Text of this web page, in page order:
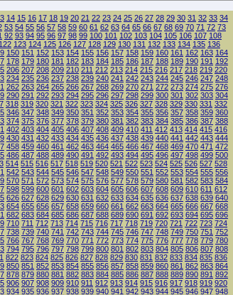
14 15 16 17 18 19 20 21 22 23 24 25 26 27 28 29 30 31 32 33 34
53 54 55 56 57 58 59 60 61 62 63 64 65 66 67 68 69 70 71 72 73
92 93 94 95 96 97 98 99 100 101 102 103 104 105 106 107 108
122 123 124 125 126 127 128 129 130 131 132 133 134 135 136
150 151 152 153 154 155 156 157 158 159 160 161 162 163 164
178 179 180 181 182 183 184 185 186 187 188 189 190 191 192
206 207 208 209 210 211 212 213 214 215 216 217 218 219 220
234 235 236 237 238 239 240 241 242 243 244 245 246 247 248
262 263 264 265 266 267 268 269 270 271 272 273 274 275 276
290 291 292 293 294 295 296 297 298 299 300 301 302 303 304
318 319 320 321 322 323 324 325 326 327 328 329 330 331 332
346 347 348 349 350 351 352 353 354 355 356 357 358 359 360
374 375 376 377 378 379 380 381 382 383 384 385 386 387 388
402 403 404 405 406 407 408 409 410 411 412 413 414 415 416
430 431 432 433 434 435 436 437 438 439 440 441 442 443 444
458 459 460 461 462 463 464 465 466 467 468 469 470 471 472
486 487 488 489 490 491 492 493 494 495 496 497 498 499 500
514 515 516 517 518 519 520 521 522 523 524 525 526 527 528
542 543 544 545 546 547 548 549 550 551 552 553 554 555 556
570 571 572 573 574 575 576 577 578 579 580 581 582 583 584
598 599 600 601 602 603 604 605 606 607 608 609 610 611 612
626 627 628 629 630 631 632 633 634 635 636 637 638 639 640
654 655 656 657 658 659 660 661 662 663 664 665 666 667 668
682 683 684 685 686 687 688 689 690 691 692 693 694 695 696
710 711 712 713 714 715 716 717 718 719 720 721 722 723 724
738 739 740 741 742 743 744 745 746 747 748 749 750 751 752
766 767 768 769 770 771 772 773 774 775 776 777 778 779 780
794 795 796 797 798 799 800 801 802 803 804 805 806 807 808
822 823 824 825 826 827 828 829 830 831 832 833 834 835 836
850 851 852 853 854 855 856 857 858 859 860 861 862 863 864
878 879 880 881 882 883 884 885 886 887 888 889 890 891 892
906 907 908 909 910 911 912 913 914 915 916 917 918 919 920
934 935 936 937 938 939 940 941 942 943 944 945 946 947 948